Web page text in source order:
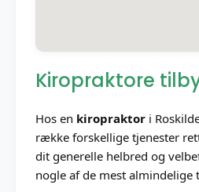
Kiropraktore
Hos en kiropraktor i
række forskellige tjenester
dit generelle helbred og
nogle af de mest almindelige